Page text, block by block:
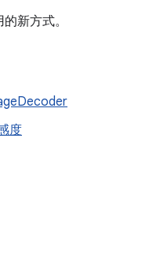
新方式。
Decoder
度